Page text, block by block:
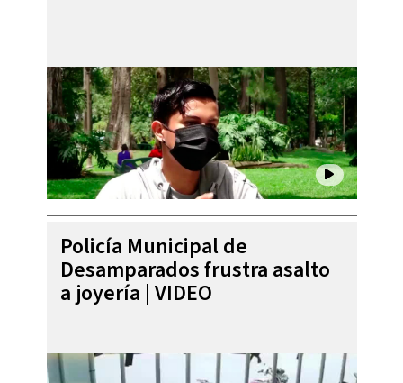
Policía Municipal de
Desamparados frustra asalto
a joyería | VIDEO